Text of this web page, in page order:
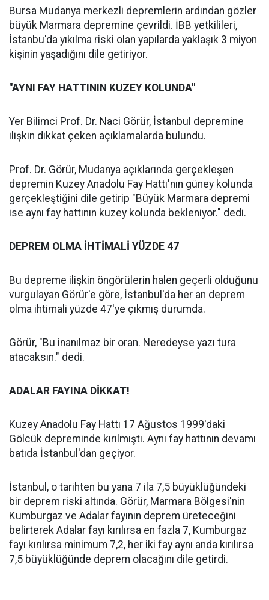
Bursa Mudanya merkezli depremlerin ardından gözler
büyük Marmara depremine çevrildi. İBB yetkilileri,
İstanbu'da yıkılma riski olan yapılarda yaklaşık 3 miyon
kişinin yaşadığını dile getiriyor.
"AYNI FAY HATTININ KUZEY KOLUNDA"
Yer Bilimci Prof. Dr. Naci Görür, İstanbul depremine
ilişkin dikkat çeken açıklamalarda bulundu.
Prof. Dr. Görür, Mudanya açıklarında gerçekleşen
depremin Kuzey Anadolu Fay Hattı'nın güney kolunda
gerçekleştiğini dile getirip "Büyük Marmara depremi
ise aynı fay hattının kuzey kolunda bekleniyor." dedi.
DEPREM OLMA İHTİMALİ YÜZDE 47
Bu depreme ilişkin öngörülerin halen geçerli olduğunu
vurgulayan Görür'e göre, İstanbul'da her an deprem
olma ihtimali yüzde 47'ye çıkmış durumda.
Görür, "Bu inanılmaz bir oran. Neredeyse yazı tura
atacaksın." dedi.
ADALAR FAYINA DİKKAT!
Kuzey Anadolu Fay Hattı 17 Ağustos 1999'daki
Gölcük depreminde kırılmıştı. Aynı fay hattının devamı
batıda İstanbul'dan geçiyor.
İstanbul, o tarihten bu yana 7 ila 7,5 büyüklüğündeki
bir deprem riski altında. Görür, Marmara Bölgesi'nin
Kumburgaz ve Adalar fayının deprem üreteceğini
belirterek Adalar fayı kırılırsa en fazla 7, Kumburgaz
fayı kırılırsa minimum 7,2, her iki fay aynı anda kırılırsa
7,5 büyüklüğünde deprem olacağını dile getirdi.